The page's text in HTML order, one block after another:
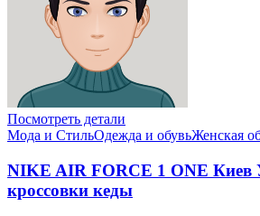
Посмотреть детали
Мода и СтильОдежда и обувьЖенская
NIKE AIR FORCE 1 ONE Киев
кроссовки кеды